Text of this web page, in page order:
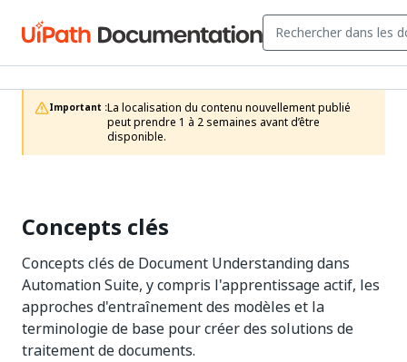
Important :La localisation du contenu nouvellement publié
peut prendre 1 à 2 semaines avant d’être
disponible.
Concepts clés
Concepts clés de Document Understanding dans
Automation Suite, y compris l'apprentissage actif, les
approches d'entraînement des modèles et la
terminologie de base pour créer des solutions de
traitement de documents.